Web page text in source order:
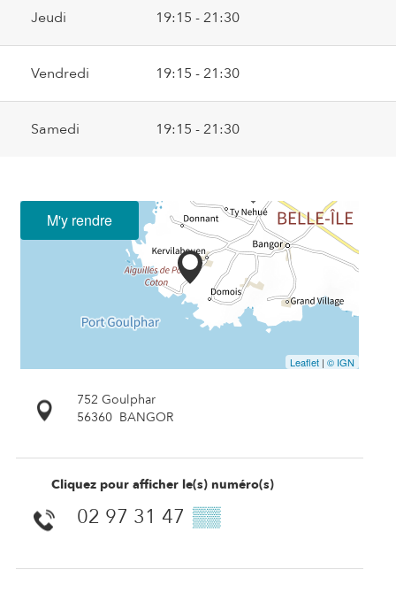
Jeudi 19:15 - 21:30
Vendredi 19:15 - 21:30
Samedi 19:15 - 21:30
M'y rendre
Leaflet | © IGN
752 Goulphar
56360 BANGOR
Cliquez pour afficher le(s) numéro(s)
02 97 31 47 ▒▒